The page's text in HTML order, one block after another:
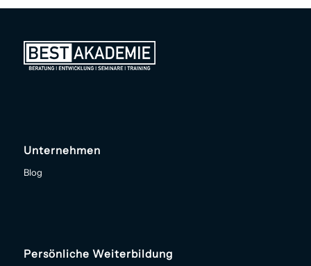
Unternehmen
Blog
Persönliche Weiterbildung